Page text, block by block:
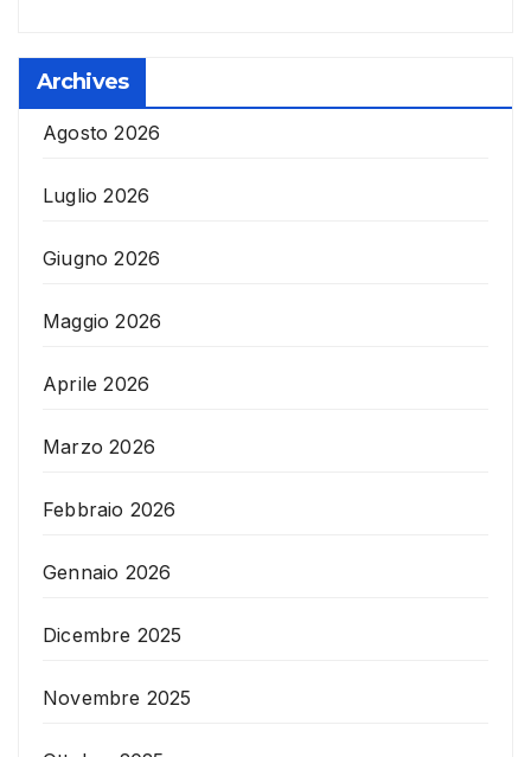
Archives
Agosto 2026
Luglio 2026
Giugno 2026
Maggio 2026
Aprile 2026
Marzo 2026
Febbraio 2026
Gennaio 2026
Dicembre 2025
Novembre 2025